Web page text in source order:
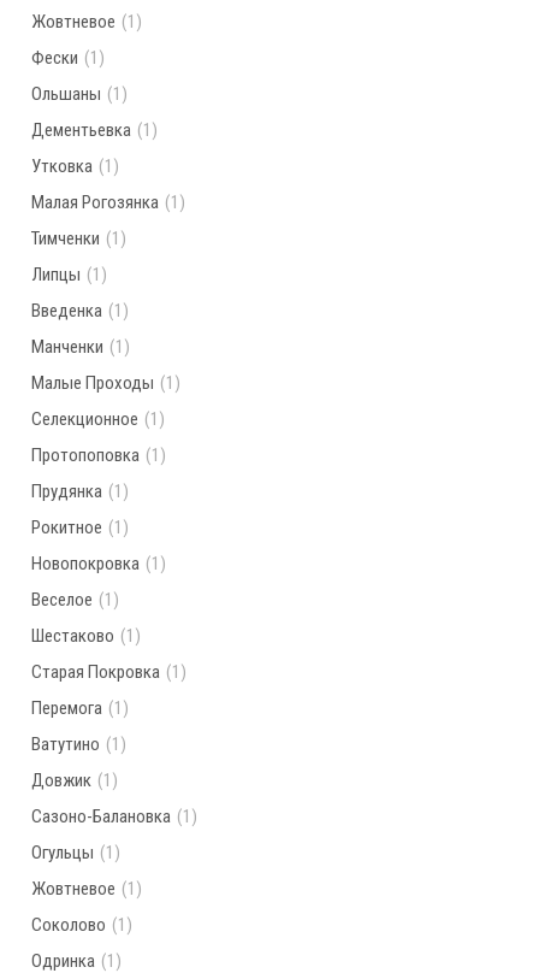
Жовтневое (1)
Фески (1)
Ольшаны (1)
Дементьевка (1)
Утковка (1)
Малая Рогозянка (1)
Тимченки (1)
Липцы (1)
Введенка (1)
Манченки (1)
Малые Проходы (1)
Селекционное (1)
Протопоповка (1)
Прудянка (1)
Рокитное (1)
Новопокровка (1)
Веселое (1)
Шестаково (1)
Старая Покровка (1)
Перемога (1)
Ватутино (1)
Довжик (1)
Сазоно-Балановка (1)
Огульцы (1)
Жовтневое (1)
Соколово (1)
Одринка (1)